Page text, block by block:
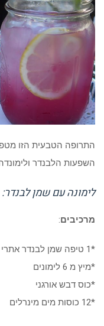
התרופה הטבעית הזו
השפעות הלבנדר
לימונה עם שמן לבנדר:
מרכיבים:
*1 טיפה שמן לבנדר אתרי
*מיץ מ 6 לימונים
*כוס דבש אורגני
*12 כוסות מים מינרלים